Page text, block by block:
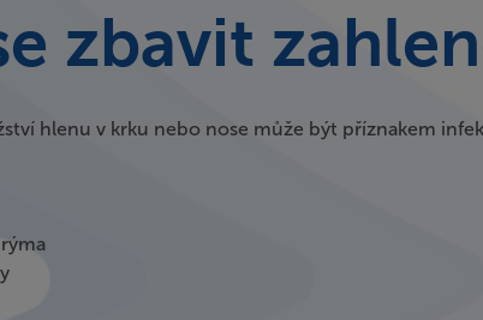
zbavit
hlenu v krku nebo nose může být příznakem